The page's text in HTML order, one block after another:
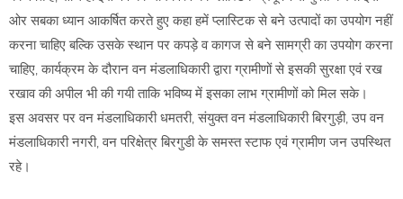
ओर सबका ध्यान आकर्षित करते हुए कहा हमें प्लास्टिक से बने उत्पादों का उपयोग नहीं
करना चाहिए बल्कि उसके स्थान पर कपड़े व कागज से बने सामग्री का उपयोग करना
चाहिए, कार्यक्रम के दौरान वन मंडलाधिकारी द्वारा ग्रामीणों से इसकी सुरक्षा एवं रख
रखाव की अपील भी की गयी ताकि भविष्य में इसका लाभ ग्रामीणों को मिल सके।
इस अवसर पर वन मंडलाधिकारी धमतरी, संयुक्त वन मंडलाधिकारी बिरगुड़ी, उप वन
मंडलाधिकारी नगरी, वन परिक्षेत्र बिरगुडी के समस्त स्टाफ एवं ग्रामीण जन उपस्थित
रहे।